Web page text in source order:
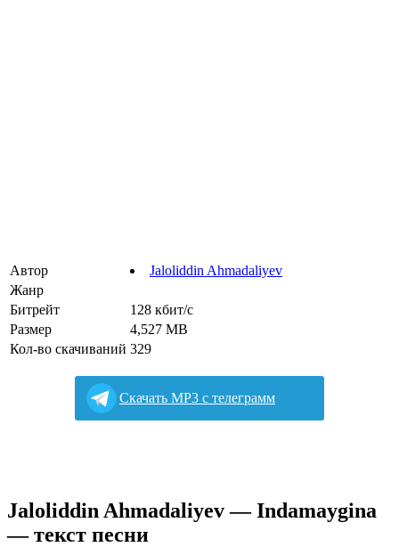
Автор
Jaloliddin Ahmadaliyev
Жанр
Битрейт
128 кбит/с
Размер
4,527 MB
Кол-во скачиваний 329
Cкачать MP3 с телеграмм
Jaloliddin Ahmadaliyev — Indamaygina
— текст песни